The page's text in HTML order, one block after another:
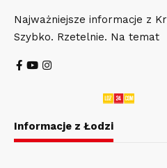
Najważniejsze informacje z
Szybko. Rzetelnie. Na temat
Informacje z Łodzi